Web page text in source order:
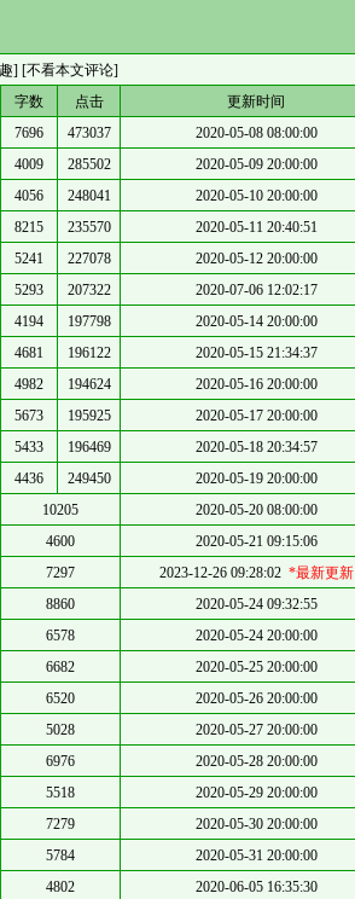
] [不看本文评论]
字数 点击
更新时间
7696 473037
2020-05-08 08:00:00
4009 285502
2020-05-09 20:00:00
4056 248041
2020-05-10 20:00:00
8215 235570
2020-05-11 20:40:51
5241 227078
2020-05-12 20:00:00
5293 207322
2020-07-06 12:02:17
4194 197798
2020-05-14 20:00:00
4681 196122
2020-05-15 21:34:37
4982 194624
2020-05-16 20:00:00
5673 195925
2020-05-17 20:00:00
5433 196469
2020-05-18 20:34:57
4436 249450
2020-05-19 20:00:00
10205
2020-05-20 08:00:00
4600
2020-05-21 09:15:06
7297 2023-12-26 09:28:02 *最新更新
8860
2020-05-24 09:32:55
6578
2020-05-24 20:00:00
6682
2020-05-25 20:00:00
6520
2020-05-26 20:00:00
5028
2020-05-27 20:00:00
6976
2020-05-28 20:00:00
5518
2020-05-29 20:00:00
7279
2020-05-30 20:00:00
5784
2020-05-31 20:00:00
4802
2020-06-05 16:35:30